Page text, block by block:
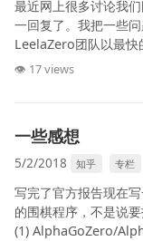
最近网上很多讨论我
一回复了。我把一些
LeelaZero团队以最
👁 17 views
一些感想
5/2/2018 知乎 专栏
写完了官方报告现在
的围棋程序，不是说
(1) AlphaGoZero/